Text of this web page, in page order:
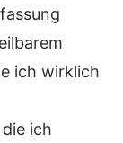
ich wirklich
ich